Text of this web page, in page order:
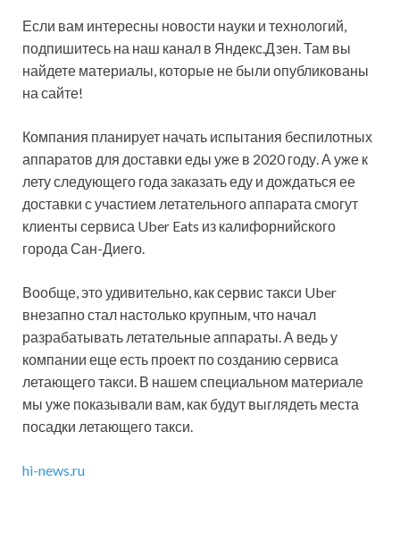
Если вам интересны новости науки и технологий,
подпишитесь на наш канал в Яндекс.Дзен. Там вы
найдете материалы, которые не были опубликованы
на сайте!
Компания планирует начать испытания беспилотных
аппаратов для доставки еды уже в 2020 году. А уже к
лету следующего года заказать еду и дождаться ее
доставки с участием летательного аппарата смогут
клиенты сервиса Uber Eats из калифорнийского
города Сан-Диего.
Вообще, это удивительно, как сервис такси Uber
внезапно стал настолько крупным, что начал
разрабатывать летательные аппараты. А ведь у
компании еще есть проект по созданию сервиса
летающего такси. В нашем специальном материале
мы уже показывали вам, как будут выглядеть места
посадки летающего такси.
hi-news.ru